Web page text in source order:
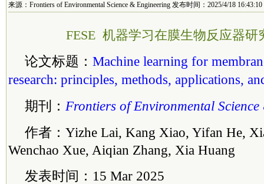
来源：Frontiers of Environmental Science & Engineering 发布时间：2025/4/18 16:43:10
FESE 机器学习在膜生物反应器研
论文标题： Machine learning for
research: principles, methods, applications,
期刊： Frontiers of Environmental
作者：Yizhe Lai, Kang Xiao, Yifan He,
Wenchao Xue, Aiqian Zhang, Xia Huang
发表时间：15 Mar 2025